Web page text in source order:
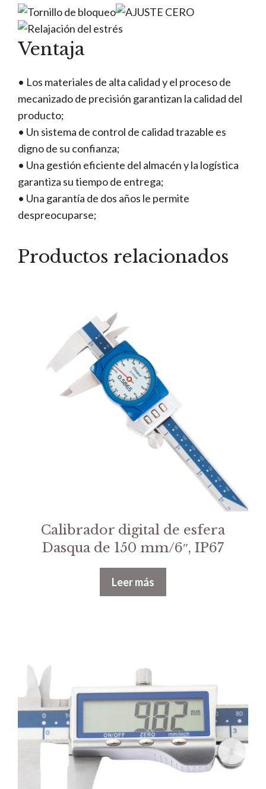
Ventaja
• Los materiales de alta calidad y el proceso de
mecanizado de precisión garantizan la calidad del
producto;
• Un sistema de control de calidad trazable es
digno de su confianza;
• Una gestión eficiente del almacén y la logística
garantiza su tiempo de entrega;
• Una garantía de dos años le permite
despreocuparse;
Productos relacionados
Calibrador digital de esfera
Dasqua de 150 mm/6″, IP67
Leer más